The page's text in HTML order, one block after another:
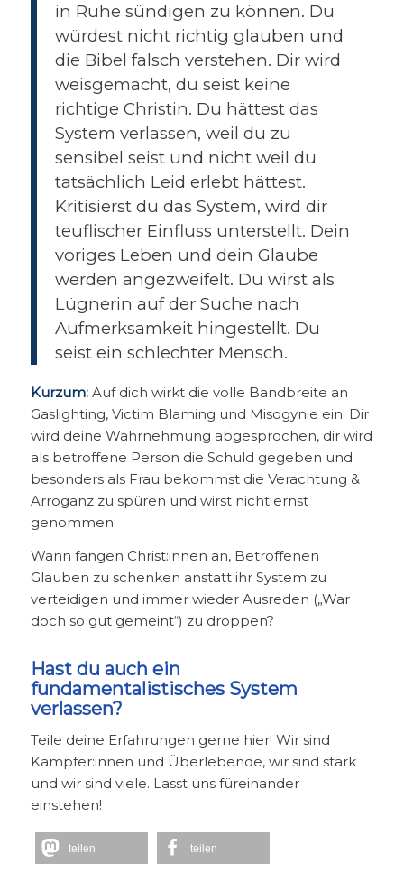
in Ruhe sündigen zu können. Du
würdest nicht richtig glauben und
die Bibel falsch verstehen. Dir wird
weisgemacht, du seist keine
richtige Christin. Du hättest das
System verlassen, weil du zu
sensibel seist und nicht weil du
tatsächlich Leid erlebt hättest.
Kritisierst du das System, wird dir
teuflischer Einfluss unterstellt. Dein
voriges Leben und dein Glaube
werden angezweifelt. Du wirst als
Lügnerin auf der Suche nach
Aufmerksamkeit hingestellt. Du
seist ein schlechter Mensch.
Kurzum:Auf dich wirkt die volle Bandbreite an
Gaslighting, Victim Blaming und Misogynie ein. Dir
wird deine Wahrnehmung abgesprochen, dir wird
als betroffene Person die Schuld gegeben und
besonders als Frau bekommst die Verachtung &
Arroganz zu spüren und wirst nicht ernst
genommen.
Wann fangen Christ:innen an, Betroffenen
Glauben zu schenken anstatt ihr System zu
verteidigen und immer wieder Ausreden („War
doch so gut gemeint“) zu droppen?
Hast du auch ein
fundamentalistisches System
verlassen?
Teile deine Erfahrungen gerne hier! Wir sind
Kämpfer:innen und Überlebende, wir sind stark
und wir sind viele. Lasst uns füreinander
einstehen!
teilen teilen